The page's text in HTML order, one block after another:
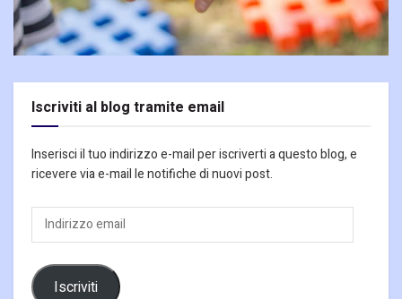
Iscriviti al blog tramite email
Inserisci il tuo indirizzo e-mail per iscriverti a questo blog, e
ricevere via e-mail le notifiche di nuovi post.
Indirizzo
email
Iscriviti